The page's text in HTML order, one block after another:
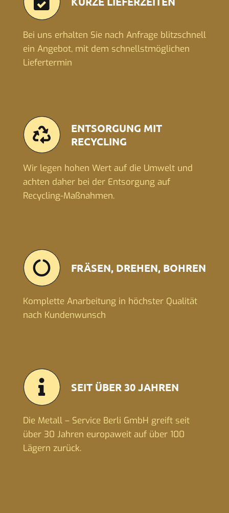
Bei uns erhalten Sie nach Anfrage blitzschnell
ein Angebot, mit dem schnellstmöglichen
Liefertermin
ENTSORGUNG MIT
RECYCLING
Wir legen hohen Wert auf die Umwelt und
achten daher bei der Entsorgung auf
Recycling-Maßnahmen.
FRÄSEN, DREHEN, BOHREN
Komplette Anarbeitung in höchster Qualität
nach Kundenwunsch
SEIT ÜBER 30 JAHREN
Die Metall – Service Berli GmbH greift seit
über 30 Jahren europaweit auf über 100
Lägern zurück.